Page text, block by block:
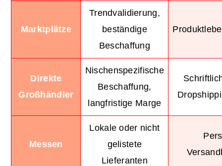
Marktplätze
Trendvalidierung,
beständige
Beschaffung
Direkte
Großhändler
Nischenspezifische
Beschaffung,
langfristige Marge
Messen
Lokale oder nicht
gelistete
Lieferanten